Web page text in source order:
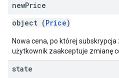
newPrice
object (Price)
Nowa cena, po której
użytkownik zaakceptuje zmianę
state